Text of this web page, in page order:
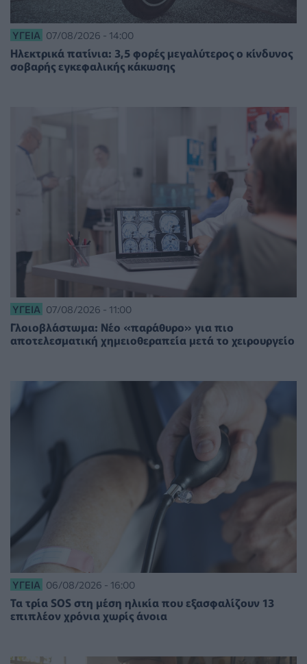
ΥΓΕΊΑ 07/08/2026 - 14:00
Ηλεκτρικά πατίνια: 3,5 φορές μεγαλύτερος ο κίνδυνος
σοβαρής εγκεφαλικής κάκωσης
ΥΓΕΊΑ 07/08/2026 - 11:00
Γλοιοβλάστωμα: Νέο «παράθυρο» για πιο
αποτελεσματική χημειοθεραπεία μετά το χειρουργείο
ΥΓΕΊΑ 06/08/2026 - 16:00
Τα τρία SOS στη μέση ηλικία που εξασφαλίζουν 13
επιπλέον χρόνια χωρίς άνοια